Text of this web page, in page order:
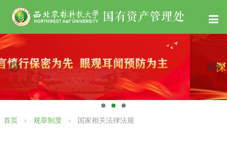
首页 规章制度 国家相关法律法规